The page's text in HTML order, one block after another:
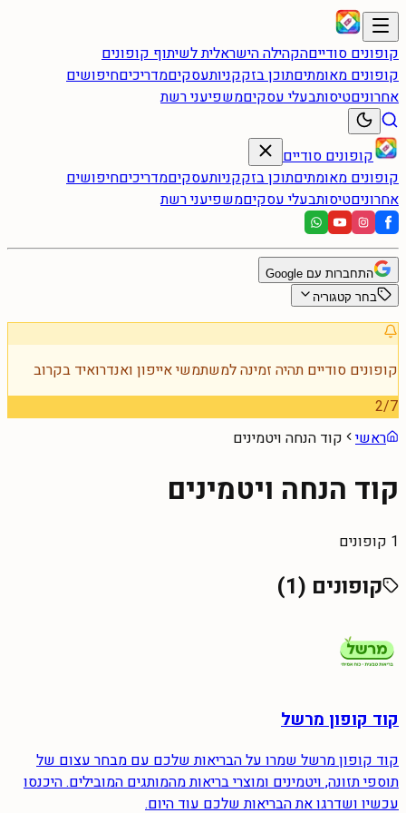
קופונים סודייםהקהילה הישראלית לשיתוף קופונים
קופונים מאומתיםתוכן בזקקניותעסקיםמדריכיםחיפושים
אחרוניםטיסותבעלי עסקיםמשפיעני רשת
קופונים סודיים
קופונים מאומתיםתוכן בזקקניותעסקיםמדריכיםחיפושים
אחרוניםטיסותבעלי עסקיםמשפיעני רשת
התחברות עם Google
בחר קטגוריה
קופונים סודיים תהיה זמינה למשתמשי אייפון ואנדרואיד בקרוב
2/7
ראשי
קוד הנחה ויטמינים
קוד הנחה ויטמינים
1 קופונים
קופונים (1
)
קוד קופון מרשל
קוד קופון מרשל שמרו על הבריאות שלכם עם מבחר עצום של
תוספי תזונה, ויטמינים ומוצרי בריאות מהמותגים המובילים. היכנסו
עכשיו ושדרגו את הבריאות שלכם עוד היום.